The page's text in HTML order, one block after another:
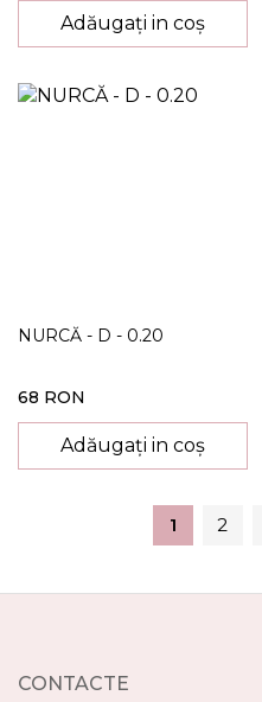
Adăugați in coș
NURCĂ - D - 0.20
68 RON
Adăugați in coș
1 2
CONTACTE